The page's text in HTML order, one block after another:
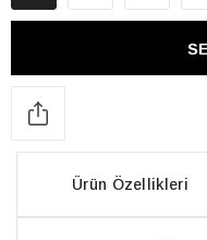
Ürün Özellikleri